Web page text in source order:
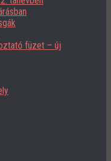
füzet – új